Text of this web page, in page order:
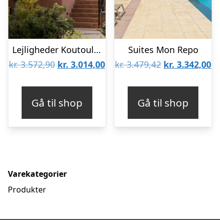
Lejligheder Koutouloufari Village Holiday Club
kr.3.572,90 Den
kr. 3.572,90.
kr. 3.014,00Den
kr. 3.014,00.
Gå til shop
Suites Mon Repo
kr.3.479,42 Den
kr. 3.479,42.
kr. 3.342,00
Gå til shop
Varekategorier
Produkter